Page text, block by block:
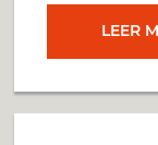
LEER